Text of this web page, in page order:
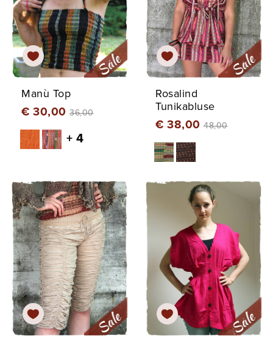
Manù Top
€ 30,00 36,00
+ 4
Rosalind
Tunikabluse
€ 38,00 48,00